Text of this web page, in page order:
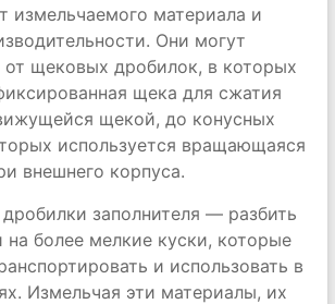
измельчаемого материала и
Они могут
от щековых дробилок, в которых
щека для сжатия
щекой, до конусных
используется вращающаяся
внешнего корпуса.
заполнителя — разбить
более мелкие куски, которые
и использовать в
Измельчая эти материалы, их